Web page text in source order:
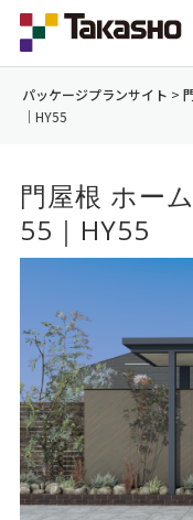
パッケージプランサイト >
｜HY55
門屋根 ホー
55｜HY55